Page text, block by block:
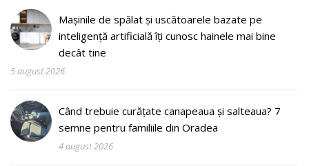
Mașinile de spălat și uscătoarele bazate pe
inteligență artificială îți cunosc hainele mai bine
decât tine
5 august 2026
Când trebuie curățate canapeaua și salteaua? 7
semne pentru familiile din Oradea
4 august 2026